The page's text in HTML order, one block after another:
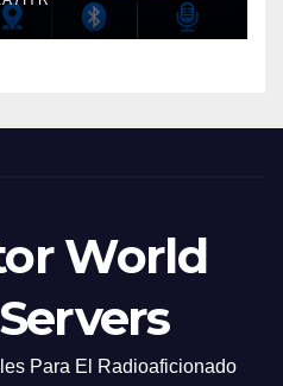
World
Para El Radioaficionado